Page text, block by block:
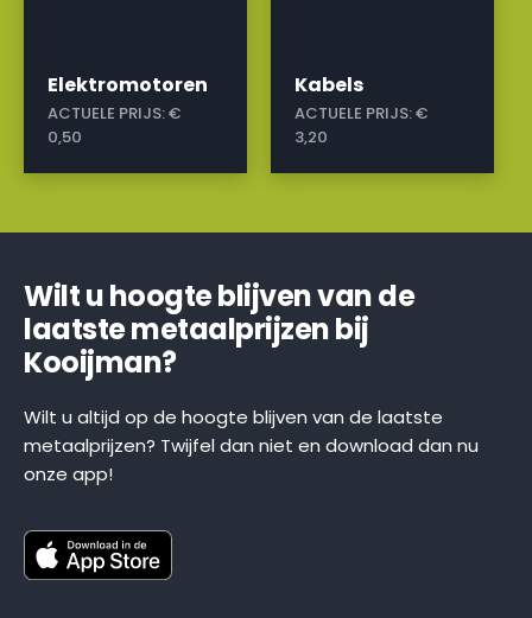
Elektromotoren
ACTUELE PRIJS:€
0,50
Kabels
ACTUELE PRIJS:€
3,20
Wilt u hoogte blijven van de
laatste metaalprijzen bij
Kooijman?
Wilt u altijd op de hoogte blijven van de laatste
metaalprijzen? Twijfel dan niet en download dan nu
onze app!